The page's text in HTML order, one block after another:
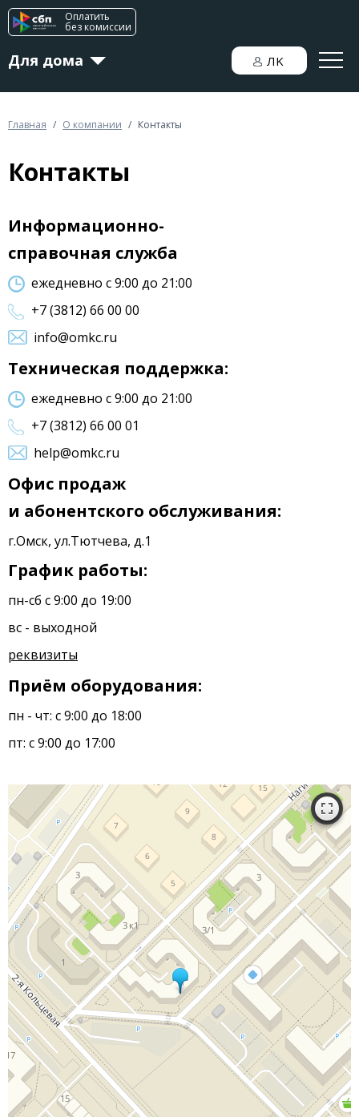
Оплатить
без комиссии
Для дома
Для бизнеса
ЛK
Главная / О компании / Контакты
Контакты
Информационно-
справочная служба
ежедневно с 9:00 до 21:00
+7 (3812) 66 00 00
info@omkc.ru
Техническая поддержка:
ежедневно с 9:00 до 21:00
+7 (3812) 66 00 01
help@omkc.ru
Офис продаж
и абонентского обслуживания:
г.Омск, ул.Тютчева, д.1
График работы:
пн-сб с 9:00 до 19:00
вс - выходной
реквизиты
Приём оборудования:
пн - чт: с 9:00 до 18:00
пт: с 9:00 до 17:00